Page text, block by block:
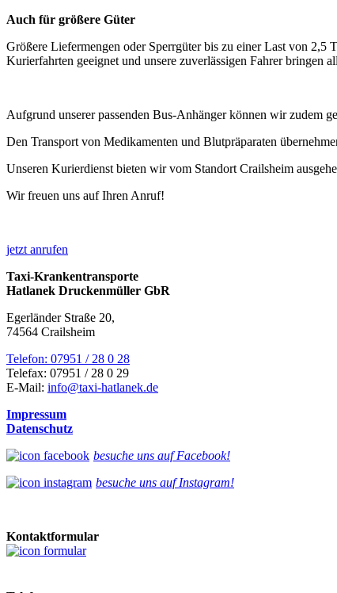
Auch für größere Güter
Größere Liefermengen oder Sperrgüter bis zu einer Last von
Kurierfahrten geeignet und unsere zuverlässigen Fahrer bringen
Aufgrund unserer passenden Bus-Anhänger können wir zudem
Den Transport von Medikamenten und Blutpräparaten
Unseren Kurierdienst bieten wir vom Standort Crailsheim
Wir freuen uns auf Ihren Anruf!
jetzt anrufen
Taxi-Krankentransporte
Hatlanek Druckenmüller GbR
Egerländer Straße 20,
74564 Crailsheim
Telefon: 07951 / 28 0 28
Telefax: 07951 / 28 0 29
E-Mail: info@taxi-hatlanek.de
Impressum
Datenschutz
besuche uns auf Facebook!
besuche uns auf Instagram!
Kontaktformular